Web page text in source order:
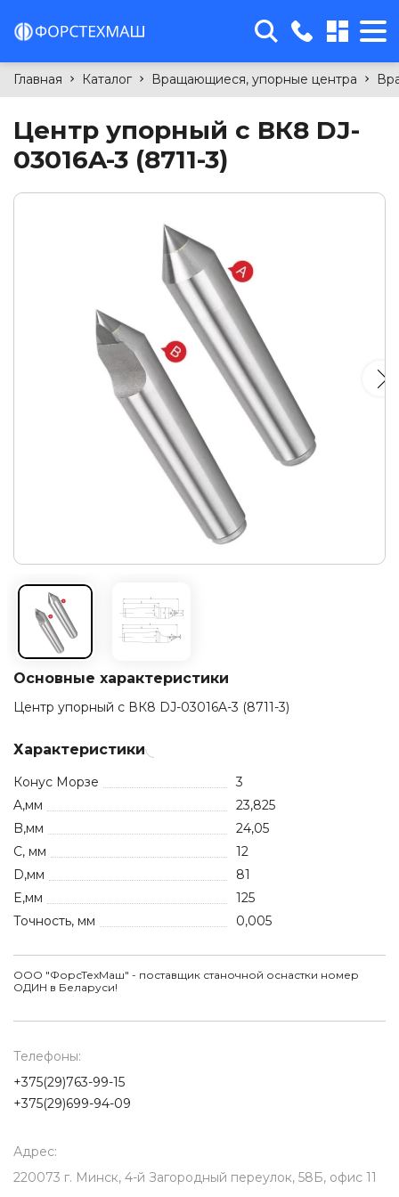
sales@forcetm.by
+375(29)763-99-15
+375(29)699-94-09
Главная Каталог Вращающиеся, упорные центра
Центр упорный с ВК8 DJ-
03016A-3 (8711-3)
Основные характеристики
Центр упорный с ВК8 DJ-03016A-3 (8711-3)
Характеристики
Конус Морзе
3
A,мм
23,825
B,мм
24,05
C, мм
12
D,мм
81
E,мм
125
Точность, мм
0,005
ООО "ФорсТехМаш" - поставщик станочной оснастки номер
ОДИН в Беларуси!
Телефоны:
+375(29)763-99-15
+375(29)699-94-09
Адрес:
220073 г. Минск, 4-й Загородный переулок, 58Б, офис 11